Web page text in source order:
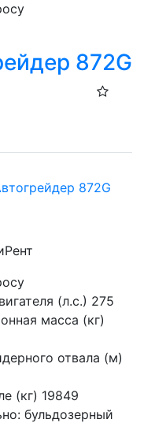
872G
872G
(л.с.) 275
масса (кг)
отвала (м)
(кг) 19849
бульдозерный